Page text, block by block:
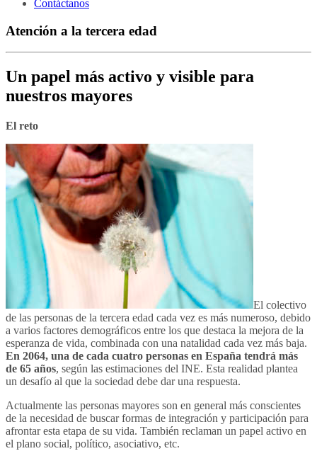
Contáctanos
Atención a la tercera edad
Un papel más activo y visible para
nuestros mayores
El reto
El colectivo
de las personas de la tercera edad cada vez es más numeroso, debido
a varios factores demográficos entre los que destaca la mejora de la
esperanza de vida, combinada con una natalidad cada vez más baja.
En 2064, una de cada cuatro personas en España tendrá más
de 65 años, según las estimaciones del INE. Esta realidad plantea
un desafío al que la sociedad debe dar una respuesta.
Actualmente las personas mayores son en general más conscientes
de la necesidad de buscar formas de integración y participación para
afrontar esta etapa de su vida. También reclaman un papel activo en
el plano social, político, asociativo, etc.